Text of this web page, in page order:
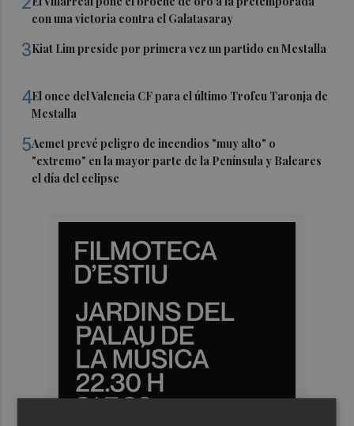
con una victoria contra el Galatasaray
3Kiat Lim preside por primera vez un partido en Mestalla
4El once del Valencia CF para el último Trofeu Taronja de
Mestalla
5Aemet prevé peligro de incendios "muy alto" o
"extremo" en la mayor parte de la Península y Baleares
el día del eclipse